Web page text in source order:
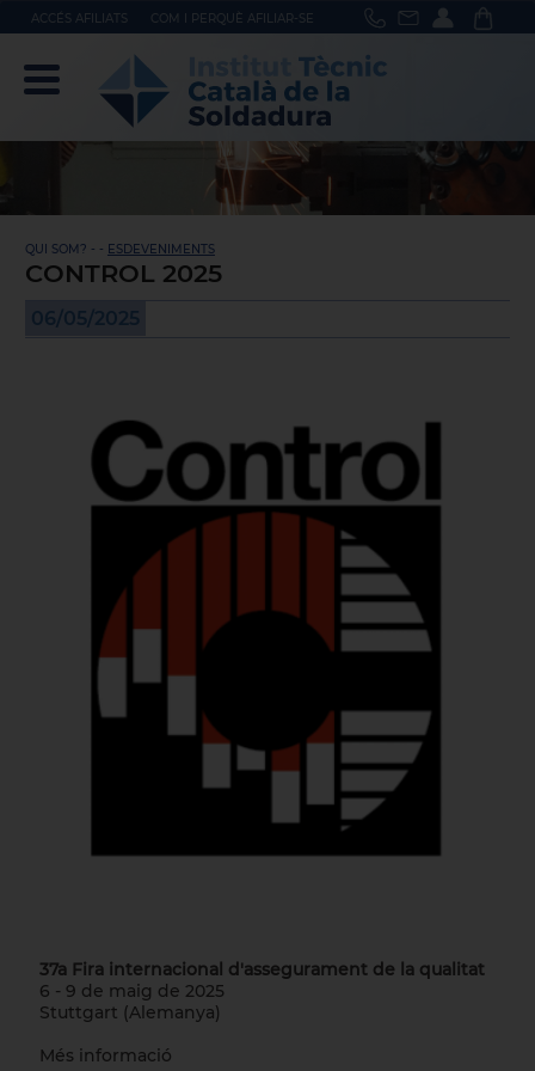
ACCÉS AFILIATS COM I PERQUÈ AFILIAR-SE
QUI SOM? - - ESDEVENIMENTS
CONTROL 2025
06/05/2025
37a Fira internacional d'assegurament de la qualitat
6 - 9 de maig de 2025
Stuttgart (Alemanya)
Més informació